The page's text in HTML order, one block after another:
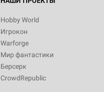
Hobby World
Игрокон
Warforge
Мир фантастики
Берсерк
CrowdRepublic